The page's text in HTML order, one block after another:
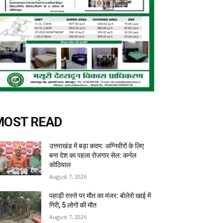
READ
उत्तराखंड में बड़ा कदम: अग्निवीरों के लिए
बना देश का पहला रोजगार सेल: कर्नल
कोठियाल
August 7, 2026
पहाड़ी रास्ते पर मौत का मंजर: बोलेरो खाई में
गिरी, 5 लोगों की मौत
August 7, 2026